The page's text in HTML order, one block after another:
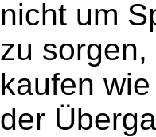
nicht um
zu
kaufen
der